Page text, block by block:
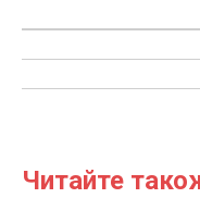
Читайте